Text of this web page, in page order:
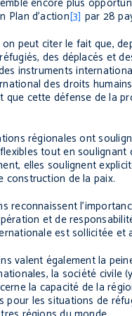
Plan d’action[3] par 28
peut citer le fait que,
des déplacés et
instruments
des droits
que cette défense de la
régionales ont
tout en
elles soulignent
construction de la paix.
reconnaissent
et de
est sollicitée et
valent également la
la société civile
la capacité de la
pour les situations de